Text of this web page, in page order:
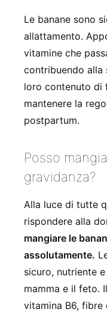
Le banane sono
allattamento.
vitamine che
contribuendo alla
loro contenuto di
mantenere la
postpartum.
Posso
gravidanza?
Alla luce di tutte
rispondere alla
mangiare le
assolutamente.
sicuro, nutriente
mamma e il feto.
vitamina B6,